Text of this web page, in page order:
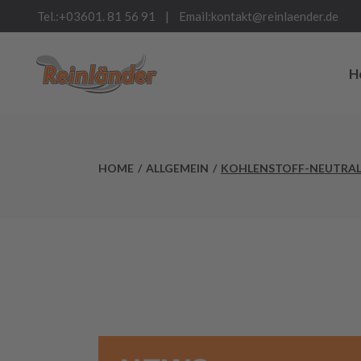
Tel.:+03601. 81 56 91 Email:kontakt@reinlaender.de
HOME ALLGEMEIN KOHLENSTOFF-